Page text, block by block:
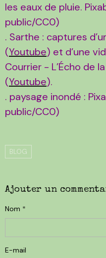
les eaux de pluie.
public/CC0)
. Sarthe : captures
(Youtube) et d’une
Courrier - L’Écho de
(Youtube).
. paysage inondé :
public/CC0)
BLOG
Ajouter un
Nom
E-mail